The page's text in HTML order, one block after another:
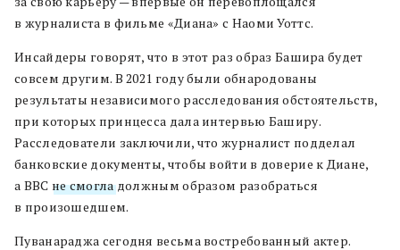
в журналиста в фильме «Диана» с Наоми Уоттс.
Инсайдеры говорят, что в этот раз образ Башира будет
совсем другим. В 2021 году были обнародованы
результаты независимого расследования обстоятельств,
при которых принцесса дала интервью Баширу.
Расследователи заключили, что журналист подделал
банковские документы, чтобы войти в доверие к Диане,
а BBC не смогладолжным образом разобраться
в произошедшем.
Пуванараджа сегодня весьма востребованный актер.